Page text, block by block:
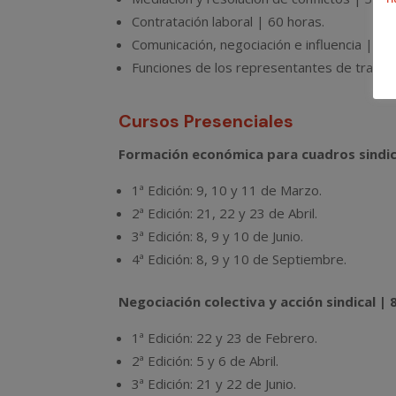
Contratación laboral | 60 horas.
Comunicación, negociación e influencia | 50
Funciones de los representantes de
Cursos Presenciales
Formación económica para cuadros
1ª Edición: 9, 10 y 11 de Marzo.
2ª Edición: 21, 22 y 23 de Abril.
3ª Edición: 8, 9 y 10 de Junio.
4ª Edición: 8, 9 y 10 de Septiembre.
Negociación colectiva y acción sindical |
1ª Edición: 22 y 23 de Febrero.
2ª Edición: 5 y 6 de Abril.
3ª Edición: 21 y 22 de Junio.